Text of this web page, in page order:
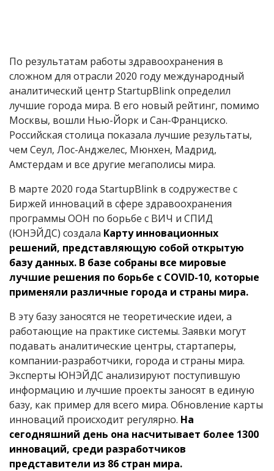
По результатам работы здравоохранения в
сложном для отрасли 2020 году международный
аналитический центр StartupBlink определил
лучшие города мира. В его новый рейтинг, помимо
Москвы, вошли Нью-Йорк и Сан-Франциско.
Российская столица показала лучшие результаты,
чем Сеул, Лос-Анджелес, Мюнхен, Мадрид,
Амстердам и все другие мегаполисы мира.
В марте 2020 года StartupBlink в содружестве с
Биржей инноваций в сфере здравоохранения
программы ООН по борьбе с ВИЧ и СПИД
(ЮНЭЙДС) создала Карту инновационных
решений, представляющую собой открытую
базу данных. В базе собраны все мировые
лучшие решения по борьбе с COVID-10, которые
применяли различные города и страны мира.
В эту базу заносятся не теоретические идеи, а
работающие на практике системы. Заявки могут
подавать аналитические центры, стартаперы,
компании-разработчики, города и страны мира.
Эксперты ЮНЭЙДС анализируют поступившую
информацию и лучшие проекты заносят в единую
базу, как пример для всего мира. Обновление карты
инноваций происходит регулярно. На
сегодняшний день она насчитывает более 1300
инноваций, среди разработчиков
представители из 86 стран мира.